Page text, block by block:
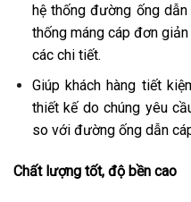
hệ thống đường ống
thống máng cáp đơn
các chi tiết.
Giúp khách hàng tiết
thiết kế do chúng yêu
so với đường ống dẫn
Chất lượng tốt, độ bền cao